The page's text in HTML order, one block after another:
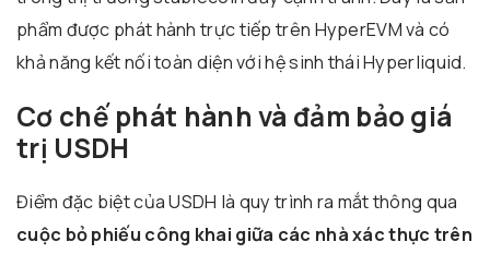
phẩm được phát hành trực tiếp trên HyperEVM và có
khả năng kết nối toàn diện với hệ sinh thái Hyperliquid.
Cơ chế phát hành và đảm bảo giá
trị USDH
Điểm đặc biệt của USDH là quy trình ra mắt thông qua
cuộc bỏ phiếu công khai giữa các nhà xác thực trên